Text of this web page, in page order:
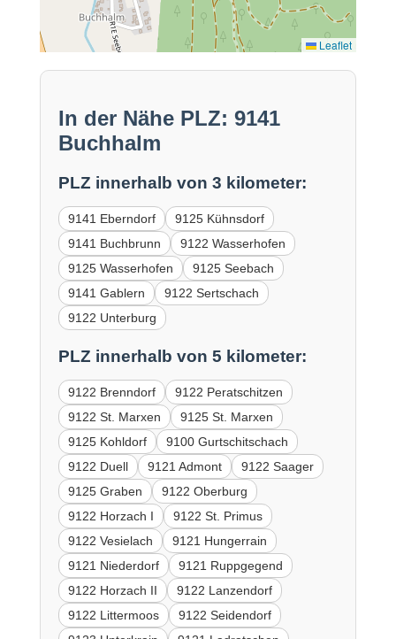
Leaflet
In der Nähe PLZ: 9141
Buchhalm
PLZ innerhalb von 3 kilometer:
9141 Eberndorf
9125 Kühnsdorf
9141 Buchbrunn
9122 Wasserhofen
9125 Wasserhofen
9125 Seebach
9141 Gablern
9122 Sertschach
9122 Unterburg
PLZ innerhalb von 5 kilometer:
9122 Brenndorf
9122 Peratschitzen
9122 St. Marxen
9125 St. Marxen
9125 Kohldorf
9100 Gurtschitschach
9122 Duell
9121 Admont
9122 Saager
9125 Graben
9122 Oberburg
9122 Horzach I
9122 St. Primus
9122 Vesielach
9121 Hungerrain
9121 Niederdorf
9121 Ruppgegend
9122 Horzach II
9122 Lanzendorf
9122 Littermoos
9122 Seidendorf